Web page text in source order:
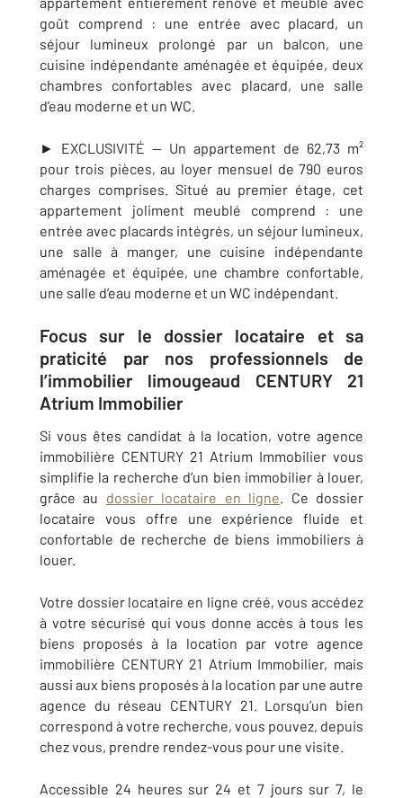
goût comprend : une entrée avec placard, un
séjour lumineux prolongé par un balcon, une
cuisine indépendante aménagée et équipée, deux
chambres confortables avec placard, une salle
d’eau moderne et un WC.
► EXCLUSIVITÉ — Un appartement de 62,73 m²
pour trois pièces, au loyer mensuel de 790 euros
charges comprises. Situé au premier étage, cet
appartement joliment meublé comprend : une
entrée avec placards intégrés, un séjour lumineux,
une salle à manger, une cuisine indépendante
aménagée et équipée, une chambre confortable,
une salle d’eau moderne et un WC indépendant.
Focus sur le dossier locataire et sa
praticité par nos professionnels de
l’immobilier limougeaud CENTURY 21
Atrium Immobilier
Si vous êtes candidat à la location, votre agence
immobilière CENTURY 21 Atrium Immobilier vous
simplifie la recherche d’un bien immobilier à louer,
grâce au dossier locataire en ligne. Ce dossier
locataire vous offre une expérience fluide et
confortable de recherche de biens immobiliers à
louer.
Votre dossier locataire en ligne créé, vous accédez
à votre sécurisé qui vous donne accès à tous les
biens proposés à la location par votre agence
immobilière CENTURY 21 Atrium Immobilier, mais
aussi aux biens proposés à la location par une autre
agence du réseau CENTURY 21. Lorsqu’un bien
correspond à votre recherche, vous pouvez, depuis
chez vous, prendre rendez-vous pour une visite.
Accessible 24 heures sur 24 et 7 jours sur 7, le